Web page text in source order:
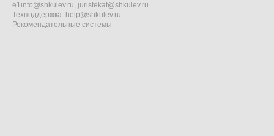
e1info@shkulev.ru, juristekat@shkulev.ru
Техподдержка: help@shkulev.ru
Рекомендательные системы